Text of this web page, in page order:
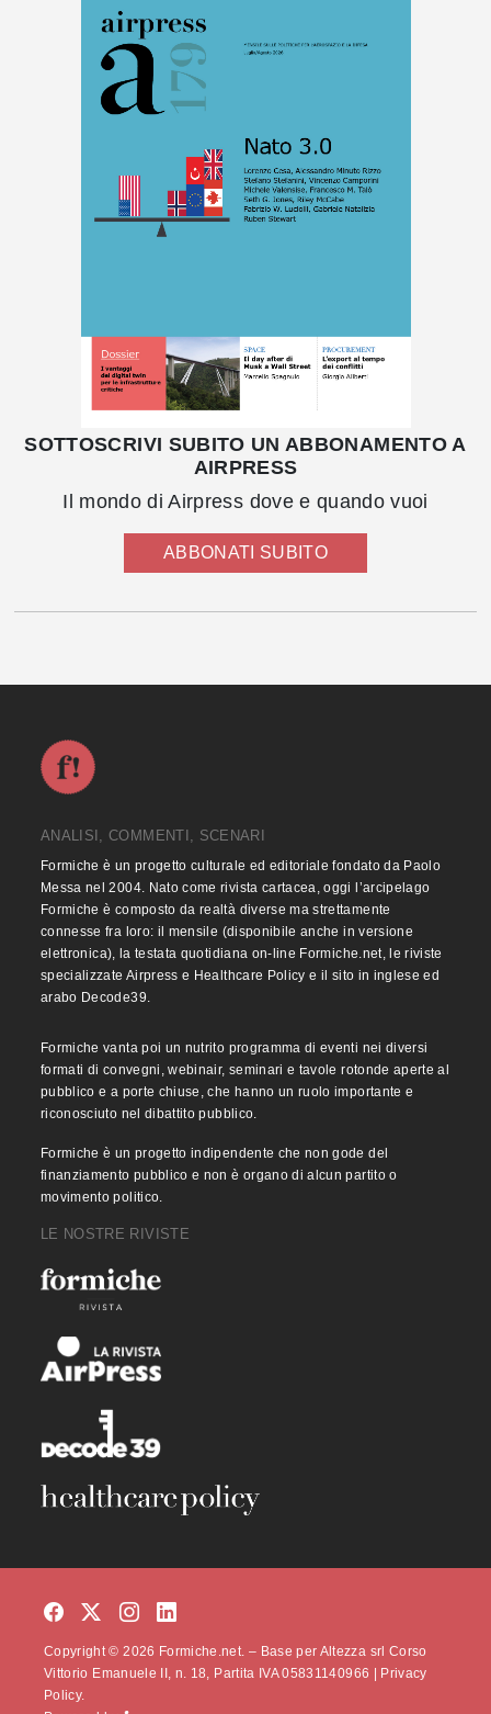
SOTTOSCRIVI SUBITO UN ABBONAMENTO A
AIRPRESS
Il mondo di Airpress dove e quando vuoi
ABBONATI SUBITO
ANALISI, COMMENTI, SCENARI
Formiche è un progetto culturale ed editoriale fondato da Paolo
Messa nel 2004. Nato come rivista cartacea, oggi l’arcipelago
Formiche è composto da realtà diverse ma strettamente
connesse fra loro: il mensile (disponibile anche in versione
elettronica), la testata quotidiana on-line Formiche.net, le riviste
specializzate Airpress e Healthcare Policy e il sito in inglese ed
arabo Decode39.
Formiche vanta poi un nutrito programma di eventi nei diversi
formati di convegni, webinair, seminari e tavole rotonde aperte al
pubblico e a porte chiuse, che hanno un ruolo importante e
riconosciuto nel dibattito pubblico.
Formiche è un progetto indipendente che non gode del
finanziamento pubblico e non è organo di alcun partito o
movimento politico.
LE NOSTRE RIVISTE
Copyright © 2026 Formiche.net. – Base per Altezza srl Corso
Vittorio Emanuele II, n. 18, Partita IVA 05831140966 |
Privacy
Policy.